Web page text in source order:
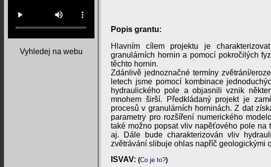
Vyhledej na webu
Popis grantu:
Hlavním cílem projektu je
granulárních hornin a pomocí pokročilých
těchto hornin.
Zdánlivě jednoznačné termíny zvětrání/
letech jsme pomocí kombinace
hydraulického pole a objasnili vznik
mnohem širší. Předkládaný projekt je
procesů v granulárních horninách. Z dat
parametry pro rozšíření numerického
také možno popsat vliv napěťového pole
aj. Dále bude charakterizován vliv
zvětrávání slibuje ohlas napříč geologickými
ISVAV: (Co je to?)